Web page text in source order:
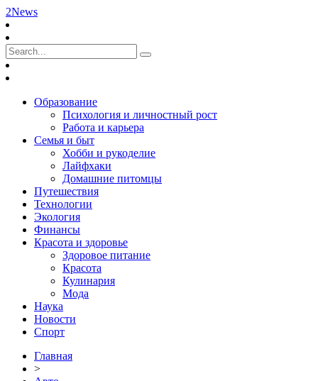
2News
Образование
Психология и личностный рост
Работа и карьера
Семья и быт
Хобби и рукоделие
Лайфхаки
Домашние питомцы
Путешествия
Технологии
Экология
Финансы
Красота и здоровье
Здоровое питание
Красота
Кулинария
Мода
Наука
Новости
Спорт
Главная
>